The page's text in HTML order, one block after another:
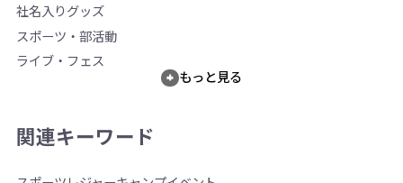
社名入りグッズ
スポーツ・部活動
ライブ・フェス
もっと見る
関連キーワード